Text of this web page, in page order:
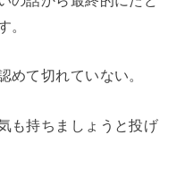
。
めて切れていない。
も持ちましょうと投げ